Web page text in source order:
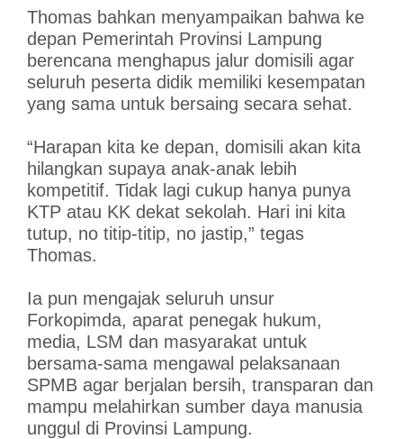
Thomas bahkan menyampaikan bahwa ke
depan Pemerintah Provinsi Lampung
berencana menghapus jalur domisili agar
seluruh peserta didik memiliki kesempatan
yang sama untuk bersaing secara sehat.
“Harapan kita ke depan, domisili akan kita
hilangkan supaya anak-anak lebih
kompetitif. Tidak lagi cukup hanya punya
KTP atau KK dekat sekolah. Hari ini kita
tutup, no titip-titip, no jastip,” tegas
Thomas.
Ia pun mengajak seluruh unsur
Forkopimda, aparat penegak hukum,
media, LSM dan masyarakat untuk
bersama-sama mengawal pelaksanaan
SPMB agar berjalan bersih, transparan dan
mampu melahirkan sumber daya manusia
unggul di Provinsi Lampung.